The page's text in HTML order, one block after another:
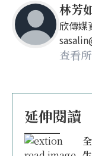
林芳
欣傳媒
查看
延伸閱讀